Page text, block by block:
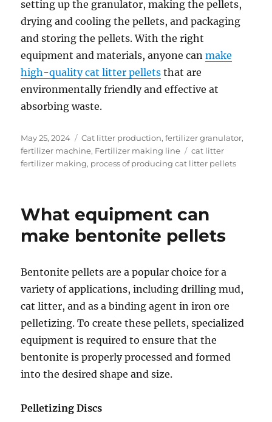
setting up the granulator, making the pellets,
drying and cooling the pellets, and packaging
and storing the pellets. With the right
equipment and materials, anyone canmake
high-quality cat litter pellets that are
environmentally friendly and effective at
absorbing waste.
Posted
on
May 25, 2024 Categories
Cat litter production,fertilizer granulator,
fertilizer machine, Fertilizer making line Tags
cat litter
fertilizer making, process of producing cat litter pellets
What equipment can
make bentonite pellets
Bentonite pellets are a popular choice for a
variety of applications, including drilling mud,
cat litter, and as a binding agent in iron ore
pelletizing. To create these pellets, specialized
equipment is required to ensure that the
bentonite is properly processed and formed
into the desired shape and size.
Pelletizing Discs